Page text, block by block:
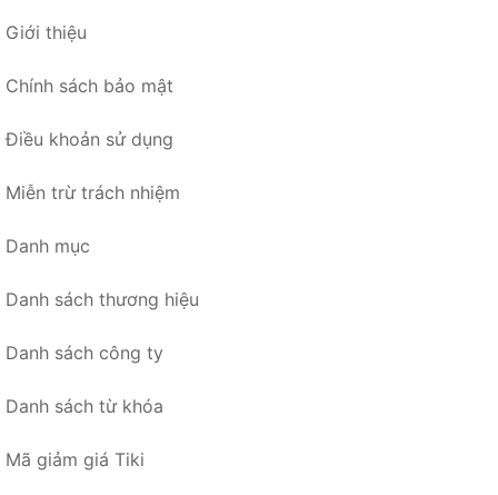
Giới thiệu
Chính sách bảo mật
Điều khoản sử dụng
Miễn trừ trách nhiệm
Danh mục
Danh sách thương hiệu
Danh sách công ty
Danh sách từ khóa
Mã giảm giá Tiki